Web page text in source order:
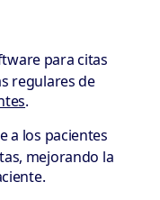
para citas
regulares de
.
a los pacientes
mejorando la